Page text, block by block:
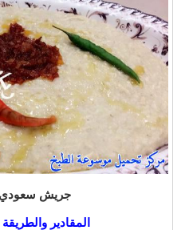
جريش سعودي
المقادير